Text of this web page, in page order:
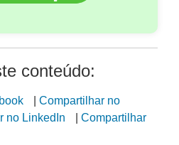
conteúdo:
| Compartilhar no
no LinkedIn | Compartilhar